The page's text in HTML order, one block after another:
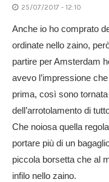
25/07/2017 - 12:10
Anche io ho comprato
ordinate nello zaino,
partire per Amsterdam
avevo l’impressione
prima, così sono
dell’arrotolamento di
Che noiosa quella
portare più di un
piccola borsetta che al
infilo nello zaino.